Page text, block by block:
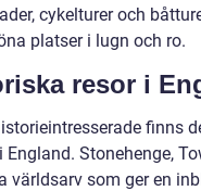
cykelturer och
platser i lugn och ro.
resor i
finns
England. Stonehenge,
världsarv som ger en